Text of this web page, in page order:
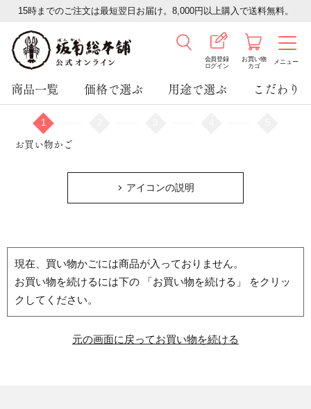
15時までのご注文は最短翌日お届け。8,000円以上購入で送料無料。
会員登録
ログイン
お買い物
カゴ
メニュー
商品一覧 価格で選ぶ 用途で選ぶ こだわり
1
お買い物かご
アイコンの説明
現在、買い物かごには商品が入っておりません。
お買い物を続けるには下の 「お買い物を続ける」 をクリッ
クしてください。
元の画面に戻ってお買い物を続ける